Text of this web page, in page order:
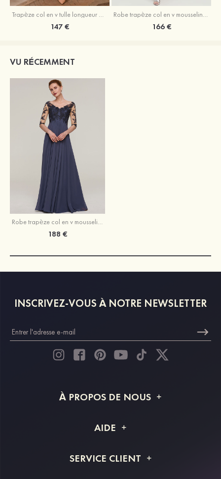
Trapèze col en v tulle longueur mollet robe de mère de la mariée avec appliqué paillettes ceinture
147 €
Robe trapèze col en v mousseline longueur mollet robe de mère de la mariée avec perle
166 €
VU RÉCEMMENT
Robe trapèze col en v mousseline longueur ras du sol robe de mère de la mariée avec appliqué
188 €
INSCRIVEZ-VOUS À NOTRE NEWSLETTER
À PROPOS DE NOUS
Livraison
AIDE
Retour et remboursement
SERVICE CLIENT